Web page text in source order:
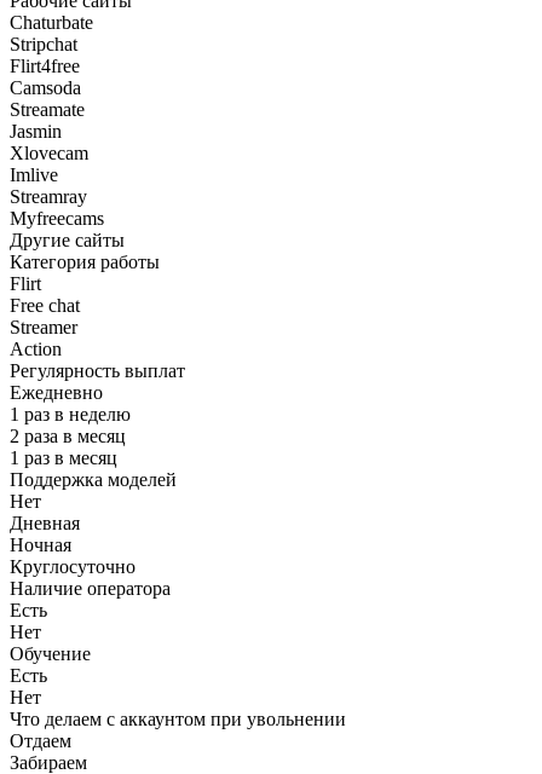
Chaturbate
Stripchat
Flirt4free
Camsoda
Streamate
Jasmin
Xlovecam
Imlive
Streamray
Myfreecams
Другие сайты
Категория работы
Flirt
Free chat
Streamer
Action
Регулярность выплат
Ежедневно
1 раз в неделю
2 раза в месяц
1 раз в месяц
Поддержка моделей
Нет
Дневная
Ночная
Круглосуточно
Наличие оператора
Есть
Нет
Обучение
Есть
Нет
Что делаем с аккаунтом при увольнении
Отдаем
Забираем